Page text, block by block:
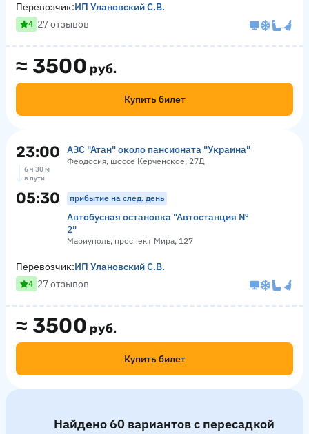
≈ 3500 руб.
Купить билет
Перевозчик:ИП Улановский С.В.
4 27 отзывов
23:00 АЗС "Атан" около пансионата "Украина"
Феодосия, шоссе Керченское, 27Д
6 ч 30 м
в пути
05:30 прибытие на след. день
Автобусная остановка "Автостанция №
2"
Мариуполь, проспект Мира, 127
≈ 3500 руб.
Купить билет
Перевозчик:ИП Улановский С.В.
4 27 отзывов
Найдено 60 вариантов с пересадкой